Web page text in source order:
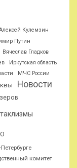
Кулемзин
Путин
Вячеслав Гладков
Иркутская область
МЧС России
Новости
комитет